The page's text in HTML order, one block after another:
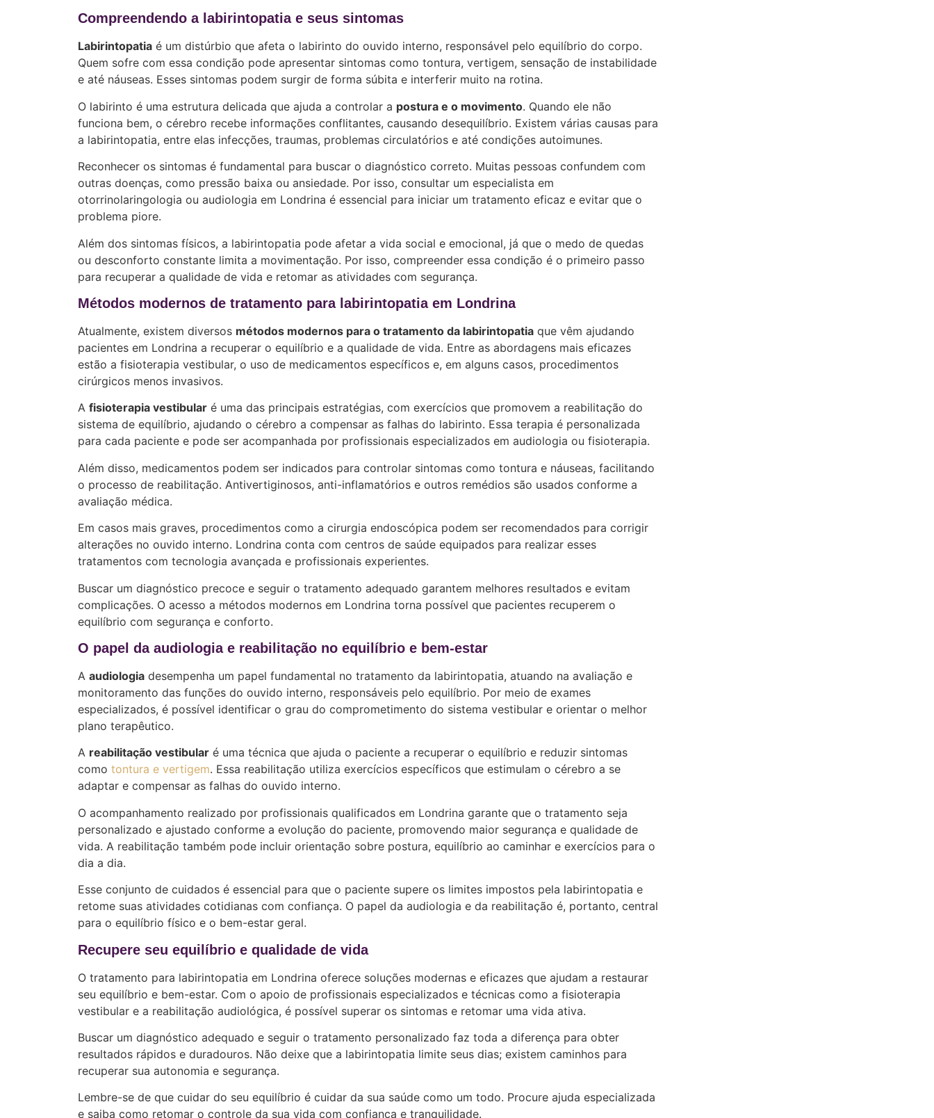
Compreendendo a labirintopatia e seus sintomas
Labirintopatia é um distúrbio que afeta o labirinto do ouvido interno, responsável pelo equilíbrio do corpo.
Quem sofre com essa condição pode apresentar sintomas como tontura, vertigem, sensação de instabilidade
e até náuseas. Esses sintomas podem surgir de forma súbita e interferir muito na rotina.
O labirinto é uma estrutura delicada que ajuda a controlar a postura e o movimento. Quando ele não
funciona bem, o cérebro recebe informações conflitantes, causando desequilíbrio. Existem várias causas para
a labirintopatia, entre elas infecções, traumas, problemas circulatórios e até condições autoimunes.
Reconhecer os sintomas é fundamental para buscar o diagnóstico correto. Muitas pessoas confundem com
outras doenças, como pressão baixa ou ansiedade. Por isso, consultar um especialista em
otorrinolaringologia ou audiologia em Londrina é essencial para iniciar um tratamento eficaz e evitar que o
problema piore.
Além dos sintomas físicos, a labirintopatia pode afetar a vida social e emocional, já que o medo de quedas
ou desconforto constante limita a movimentação. Por isso, compreender essa condição é o primeiro passo
para recuperar a qualidade de vida e retomar as atividades com segurança.
Métodos modernos de tratamento para labirintopatia em Londrina
Atualmente, existem diversos métodos modernos para o tratamento da labirintopatia que vêm ajudando
pacientes em Londrina a recuperar o equilíbrio e a qualidade de vida. Entre as abordagens mais eficazes
estão a fisioterapia vestibular, o uso de medicamentos específicos e, em alguns casos, procedimentos
cirúrgicos menos invasivos.
A fisioterapia vestibular é uma das principais estratégias, com exercícios que promovem a reabilitação do
sistema de equilíbrio, ajudando o cérebro a compensar as falhas do labirinto. Essa terapia é personalizada
para cada paciente e pode ser acompanhada por profissionais especializados em audiologia ou fisioterapia.
Além disso, medicamentos podem ser indicados para controlar sintomas como tontura e náuseas, facilitando
o processo de reabilitação. Antivertiginosos, anti-inflamatórios e outros remédios são usados conforme a
avaliação médica.
Em casos mais graves, procedimentos como a cirurgia endoscópica podem ser recomendados para corrigir
alterações no ouvido interno. Londrina conta com centros de saúde equipados para realizar esses
tratamentos com tecnologia avançada e profissionais experientes.
Buscar um diagnóstico precoce e seguir o tratamento adequado garantem melhores resultados e evitam
complicações. O acesso a métodos modernos em Londrina torna possível que pacientes recuperem o
equilíbrio com segurança e conforto.
O papel da audiologia e reabilitação no equilíbrio e bem-estar
A audiologia desempenha um papel fundamental no tratamento da labirintopatia, atuando na avaliação e
monitoramento das funções do ouvido interno, responsáveis pelo equilíbrio. Por meio de exames
especializados, é possível identificar o grau do comprometimento do sistema vestibular e orientar o melhor
plano terapêutico.
A reabilitação vestibular é uma técnica que ajuda o paciente a recuperar o equilíbrio e reduzir sintomas
como tontura e vertigem. Essa reabilitação utiliza exercícios específicos que estimulam o cérebro a se
adaptar e compensar as falhas do ouvido interno.
O acompanhamento realizado por profissionais qualificados em Londrina garante que o tratamento seja
personalizado e ajustado conforme a evolução do paciente, promovendo maior segurança e qualidade de
vida. A reabilitação também pode incluir orientação sobre postura, equilíbrio ao caminhar e exercícios para o
dia a dia.
Esse conjunto de cuidados é essencial para que o paciente supere os limites impostos pela labirintopatia e
retome suas atividades cotidianas com confiança. O papel da audiologia e da reabilitação é, portanto, central
para o equilíbrio físico e o bem-estar geral.
Recupere seu equilíbrio e qualidade de vida
O tratamento para labirintopatia em Londrina oferece soluções modernas e eficazes que ajudam a restaurar
seu equilíbrio e bem-estar. Com o apoio de profissionais especializados e técnicas como a fisioterapia
vestibular e a reabilitação audiológica, é possível superar os sintomas e retomar uma vida ativa.
Buscar um diagnóstico adequado e seguir o tratamento personalizado faz toda a diferença para obter
resultados rápidos e duradouros. Não deixe que a labirintopatia limite seus dias; existem caminhos para
recuperar sua autonomia e segurança.
Lembre-se de que cuidar do seu equilíbrio é cuidar da sua saúde como um todo. Procure ajuda especializada
e saiba como retomar o controle da sua vida com confiança e tranquilidade.